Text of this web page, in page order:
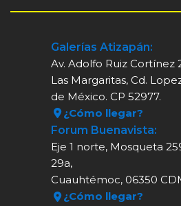
Galerías Atizapán:
Av. Adolfo Ruiz Cortínez
Las Margaritas, Cd.
de México. CP 52977.
¿Cómo llegar?
Forum Buenavista:
Eje 1 norte, Mosqueta
29a,
Cuauhtémoc, 06350
¿Cómo llegar?